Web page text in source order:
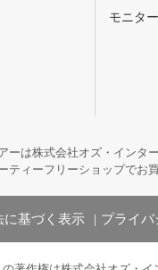
モニタ
ーは株式会社オズ・インタ
ティーフリーショップで
に基づく表示 プライバ